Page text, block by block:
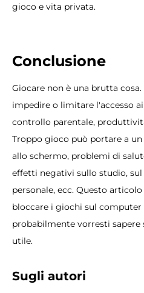
gioco e vita privata.
Conclusione
Giocare non è una brutta
impedire o limitare l'accesso
controllo parentale,
Troppo gioco può portare a
allo schermo, problemi di
effetti negativi sullo studio,
personale, ecc. Questo
bloccare i giochi sul
probabilmente vorresti sapere
utile.
Sugli autori